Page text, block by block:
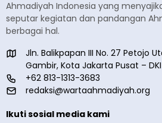
Ahmadiyah Indonesia yang
seputar kegiatan dan pandangan
berbagai hal.
Jln. Balikpapan III No. 27 Petojo
Gambir, Kota Jakarta Pusat – DKI
+62 813-1313-3683
redaksi@wartaahmadiyah.org
Ikuti sosial media kami